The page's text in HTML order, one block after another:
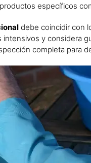
específicos
debe coincidir con
y considera
completa para